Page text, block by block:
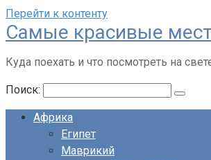
Перейти к контенту
Cамые красивые
Куда поехать и что посмотреть на
Поиск:
Африка
Египет
Маврикий